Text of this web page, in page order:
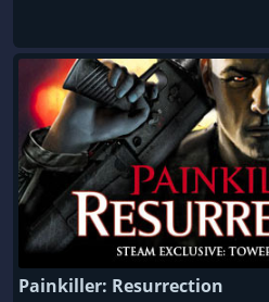
Painkiller: Resurrection